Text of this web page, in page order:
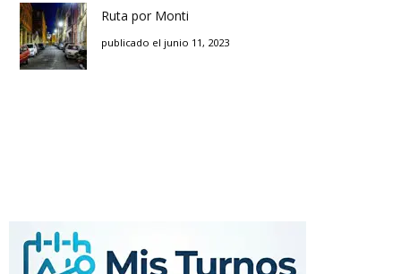
Ruta por Monti
publicado el junio 11, 2023